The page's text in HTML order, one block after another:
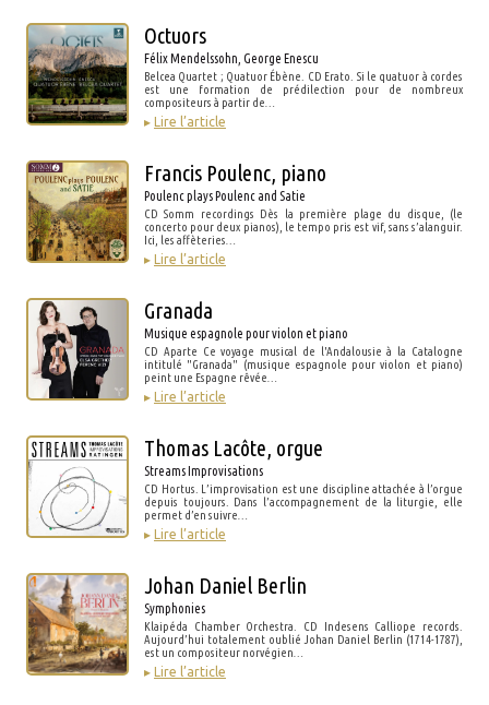
Octuors
Félix Mendelssohn, George Enescu
Belcea Quartet ; Quatuor Ébène. CD Erato. Si le quatuor à cordes
est une formation de prédilection pour de nombreux
compositeurs à partir de…
▸ Lire l’article
Francis Poulenc, piano
Poulenc plays Poulenc and Satie
CD Somm recordings Dès la première plage du disque, (le
concerto pour deux pianos), le tempo pris est vif, sans s’alanguir.
Ici, les affèteries…
▸ Lire l’article
Granada
Musique espagnole pour violon et piano
CD Aparte Ce voyage musical de l'Andalousie à la Catalogne
intitulé "Granada" (musique espagnole pour violon et piano)
peint une Espagne rêvée…
▸ Lire l’article
Thomas Lacôte, orgue
Streams Improvisations
CD Hortus. L’improvisation est une discipline attachée à l’orgue
depuis toujours. Dans l’accompagnement de la liturgie, elle
permet d’en suivre…
▸ Lire l’article
Johan Daniel Berlin
Symphonies
Klaipéda Chamber Orchestra. CD Indesens Calliope records.
Aujourd’hui totalement oublié Johan Daniel Berlin (1714-1787),
est un compositeur norvégien…
▸ Lire l’article